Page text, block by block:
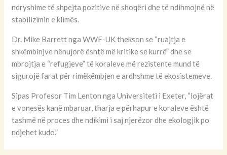
ndryshime të shpejta pozitive në shoqëri dhe të ndihmojnë në
stabilizimin e klimës.
Dr. Mike Barrett nga WWF-UK thekson se “ruajtja e
shkëmbinjve nënujorë është më kritike se kurrë” dhe se
mbrojtja e “refugjeve” të koraleve më rezistente mund të
sigurojë farat për rimëkëmbjen e ardhshme të ekosistemeve.
Sipas Profesor Tim Lenton nga Universiteti i Exeter, “lojërat
e vonesës kanë mbaruar, tharja e përhapur e koraleve është
tashmë në proces dhe ndikimi i saj njerëzor dhe ekologjik po
ndjehet kudo.”